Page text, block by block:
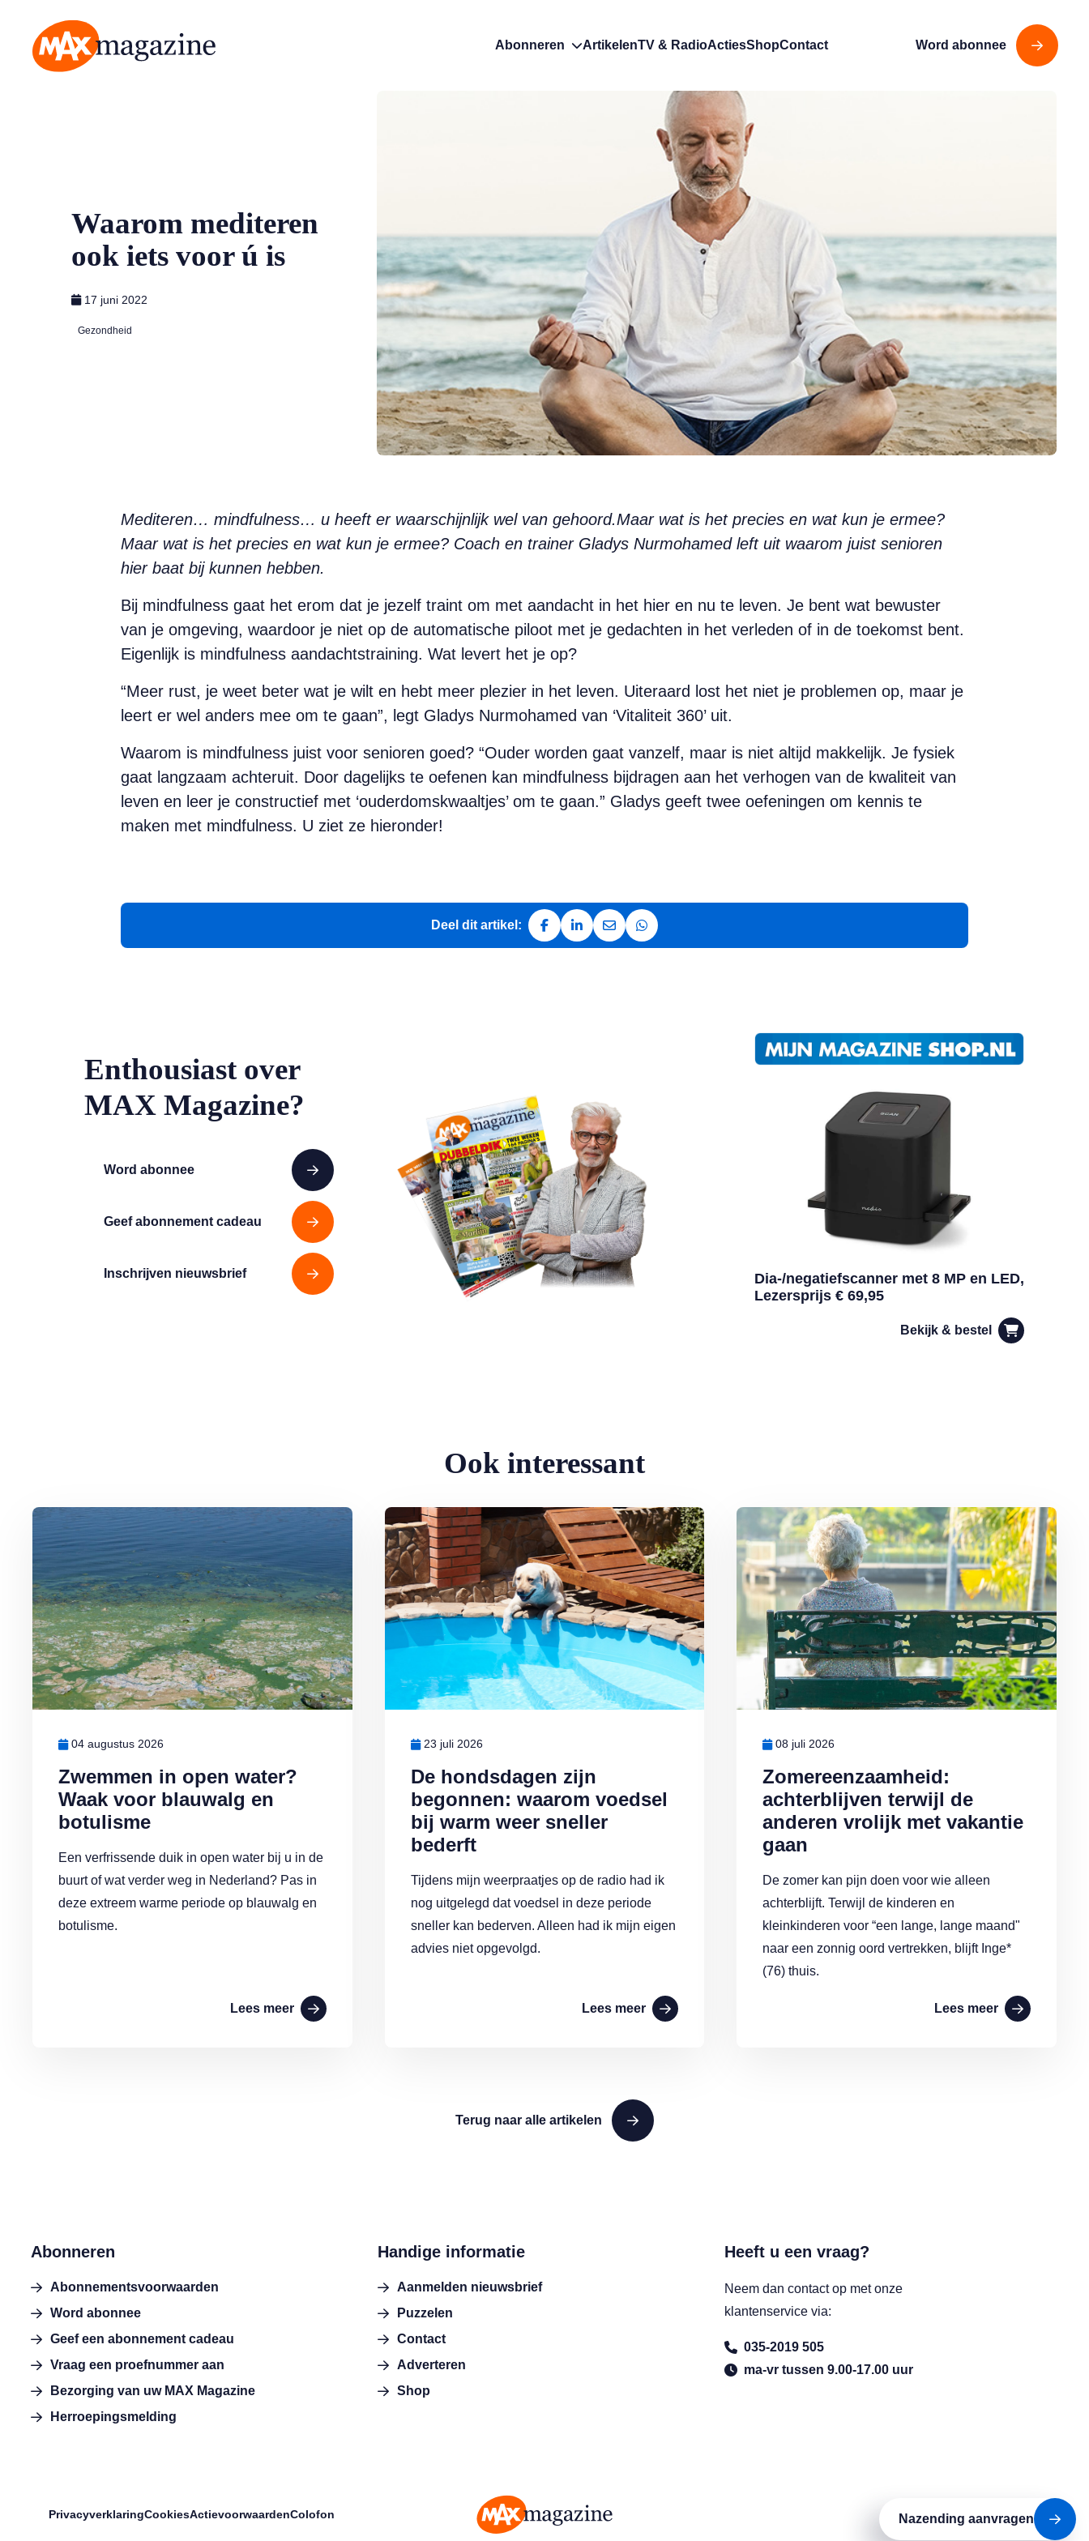
Abonneren ArtikelenTV & RadioActiesShopContact Word abonnee
Waarom mediteren
ook iets voor ú is
17 juni 2022
Gezondheid
Mediteren… mindfulness… u heeft er waarschijnlijk wel van gehoord.Maar wat is het precies en wat kun je ermee?
Maar wat is het precies en wat kun je ermee? Coach en trainer Gladys Nurmohamed left uit waarom juist senioren
hier baat bij kunnen hebben.
Bij mindfulness gaat het erom dat je jezelf traint om met aandacht in het hier en nu te leven. Je bent wat bewuster
van je omgeving, waardoor je niet op de automatische piloot met je gedachten in het verleden of in de toekomst bent.
Eigenlijk is mindfulness aandachtstraining. Wat levert het je op?
“Meer rust, je weet beter wat je wilt en hebt meer plezier in het leven. Uiteraard lost het niet je problemen op, maar je
leert er wel anders mee om te gaan”, legt Gladys Nurmohamed van ‘Vitaliteit 360’ uit.
Waarom is mindfulness juist voor senioren goed? “Ouder worden gaat vanzelf, maar is niet altijd makkelijk. Je fysiek
gaat langzaam achteruit. Door dagelijks te oefenen kan mindfulness bijdragen aan het verhogen van de kwaliteit van
leven en leer je constructief met ‘ouderdomskwaaltjes’ om te gaan.” Gladys geeft twee oefeningen om kennis te
maken met mindfulness. U ziet ze hieronder!
Deel dit artikel:
Deel op Facebook
Deel op LinkedIn
Deel via e-mail
Deel via WhatsApp
Enthousiast over
MAX Magazine?
Word abonnee
Geef abonnement cadeau
Inschrijven nieuwsbrief
Dia-/negatiefscanner met 8 MP en LED,
Lezersprijs € 69,95
Bekijk & bestel
Ook interessant
Zwemmen in open water?
Waak voor blauwalg en
botulisme
04 augustus 2026
Een verfrissende duik in open water bij u in de
buurt of wat verder weg in Nederland? Pas in
deze extreem warme periode op blauwalg en
botulisme.
Lees meer
Lees meer over Zwemmen in open water? Waak voor blauwalg en botulisme
De hondsdagen zijn
begonnen: waarom voedsel
bij warm weer sneller
bederft
23 juli 2026
Tijdens mijn weerpraatjes op de radio had ik
nog uitgelegd dat voedsel in deze periode
sneller kan bederven. Alleen had ik mijn eigen
advies niet opgevolgd.
Lees meer
Lees meer over De hondsdagen zijn begonnen: waarom voedsel bij warm weer sneller bederft
Zomereenzaamheid:
achterblijven terwijl de
anderen vrolijk met vakantie
gaan
08 juli 2026
De zomer kan pijn doen voor wie alleen
achterblijft. Terwijl de kinderen en
kleinkinderen voor “een lange, lange maand"
naar een zonnig oord vertrekken, blijft Inge*
(76) thuis.
Lees meer
Lees meer over Zomereenzaamheid: achterblijven terwijl de
Terug naar alle artikelen
Abonneren
Abonnementsvoorwaarden
Word abonnee
Geef een abonnement cadeau
Vraag een proefnummer aan
Bezorging van uw MAX Magazine
Herroepingsmelding
Handige informatie
Aanmelden nieuwsbrief
Puzzelen
Contact
Adverteren
Shop
Heeft u een vraag?
Neem dan contact op met onze
klantenservice via:
035-2019 505
ma-vr tussen 9.00-17.00 uur
PrivacyverklaringCookiesActievoorwaardenColofon Volg ons op:
Nazending aanvragen